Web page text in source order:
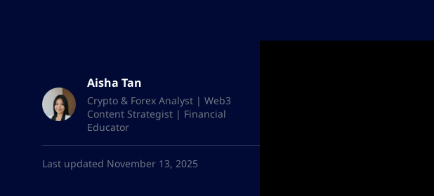
Aisha Tan
Crypto & Forex Analyst | Web3
Content Strategist | Financial
Educator
Last updated November 13, 2025